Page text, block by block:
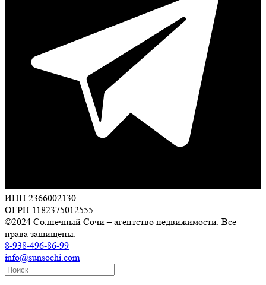
ИНН 2366002130
ОГРН 1182375012555
©2024 Солнечный Сочи – агентство недвижимости. Все
права защищены.
8-938-496-86-99
info@sunsochi.com